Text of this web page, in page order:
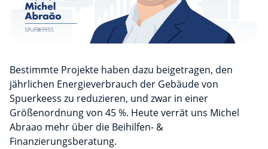
Bestimmte Projekte haben dazu beigetragen, den
jährlichen Energieverbrauch der Gebäude von
Spuerkeess zu reduzieren, und zwar in einer
Größenordnung von 45 %. Heute verrät uns Michel
Abraao mehr über die Beihilfen- &
Finanzierungsberatung.